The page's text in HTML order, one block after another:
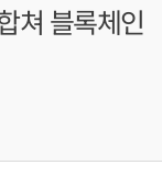
쳐 블록체인